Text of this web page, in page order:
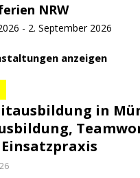
NRW
- 2. September 2026
anzeigen
in